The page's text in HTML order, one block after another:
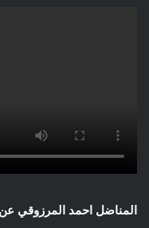
المناضل احمد المرزوقي